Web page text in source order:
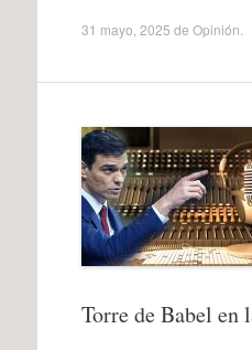
31 mayo, 2025 de Opinión
Torre de Babel en